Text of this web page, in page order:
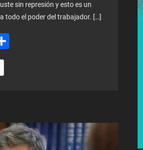
sin represión y esto es un
todo el poder del trabajador. […]
Share